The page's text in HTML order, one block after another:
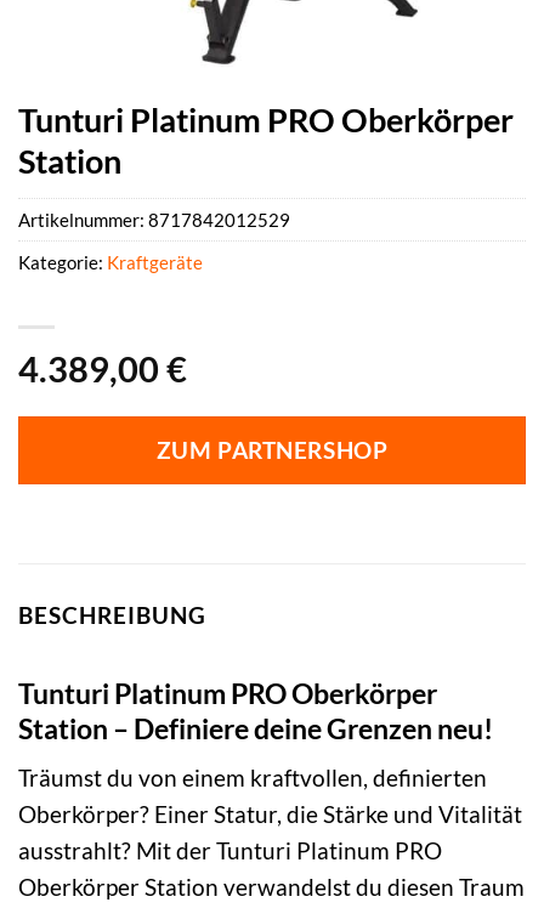
Tunturi Platinum PRO Oberkörper
Station
4.389,00 €
ZUM PARTNERSHOP
Artikelnummer: 8717842012529
Kategorie: Kraftgeräte
BESCHREIBUNG
Tunturi Platinum PRO Oberkörper
Station – Definiere deine Grenzen neu!
Träumst du von einem kraftvollen, definierten
Oberkörper? Einer Statur, die Stärke und Vitalität
ausstrahlt? Mit der Tunturi Platinum PRO
Oberkörper Station verwandelst du diesen Traum